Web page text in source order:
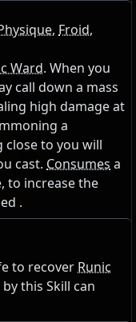
, Froid,
Ward. When you
call down a mass
high damage at
a
close to you will
cast. Consumes a
to increase the
.
to recover Runic
this Skill can